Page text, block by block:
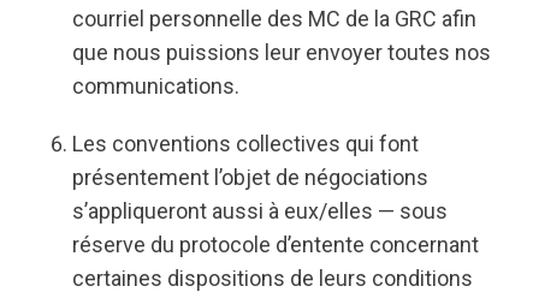
courriel personnelle des MC de la GRC afin
que nous puissions leur envoyer toutes nos
communications.
Les conventions collectives qui font
présentement l’objet de négociations
s’appliqueront aussi à eux/elles — sous
réserve du protocole d’entente concernant
certaines dispositions de leurs conditions